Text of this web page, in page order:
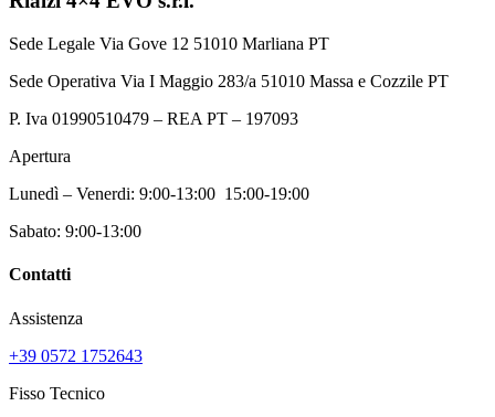
Sede Legale Via Gove 12 51010 Marliana PT
Sede Operativa Via I Maggio 283/a 51010 Massa e Cozzile PT
P. Iva 01990510479 – REA PT – 197093
Apertura
Lunedì – Venerdi: 9:00-13:00 15:00-19:00
Sabato: 9:00-13:00
Contatti
Assistenza
+39 0572 1752643
Fisso Tecnico